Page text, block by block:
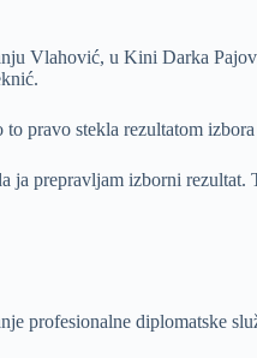
Vlahović, u Kini Darka
pravo stekla rezultatom izbora
prepravljam izborni
profesionalne diplomatske